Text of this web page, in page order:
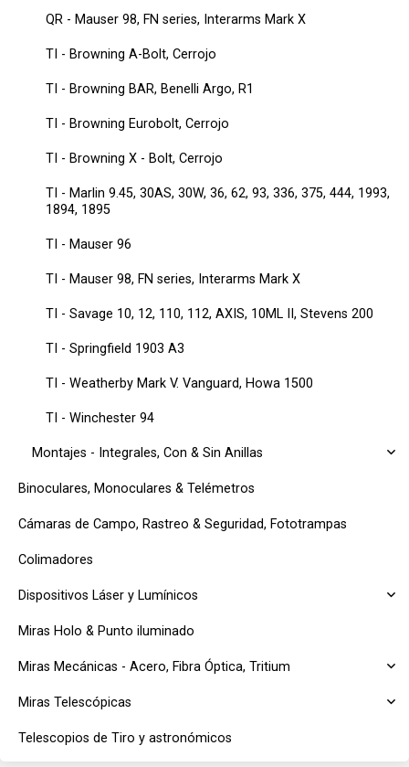
QR - Mauser 98, FN series, Interarms Mark X
TI - Browning A-Bolt, Cerrojo
TI - Browning BAR, Benelli Argo, R1
TI - Browning Eurobolt, Cerrojo
TI - Browning X - Bolt, Cerrojo
TI - Marlin 9.45, 30AS, 30W, 36, 62, 93, 336, 375, 444, 1993,
1894, 1895
TI - Mauser 96
TI - Mauser 98, FN series, Interarms Mark X
TI - Savage 10, 12, 110, 112, AXIS, 10ML II, Stevens 200
TI - Springfield 1903 A3
TI - Weatherby Mark V. Vanguard, Howa 1500
TI - Winchester 94
Montajes - Integrales, Con & Sin Anillas
Binoculares, Monoculares & Telémetros
Cámaras de Campo, Rastreo & Seguridad, Fototrampas
Colimadores
Dispositivos Láser y Lumínicos
Miras Holo & Punto iluminado
Miras Mecánicas - Acero, Fibra Óptica, Tritium
Miras Telescópicas
Telescopios de Tiro y astronómicos